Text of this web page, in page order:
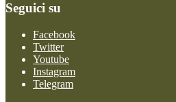
Seguici su
Facebook
Twitter
Youtube
Instagram
Telegram